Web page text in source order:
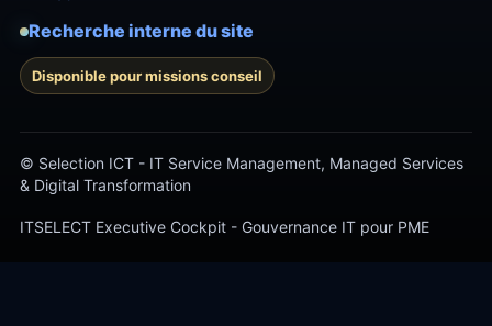
Recherche interne du site
Disponible pour missions conseil
© Selection ICT - IT Service Management, Managed Services
& Digital Transformation
ITSELECT Executive Cockpit - Gouvernance IT pour PME